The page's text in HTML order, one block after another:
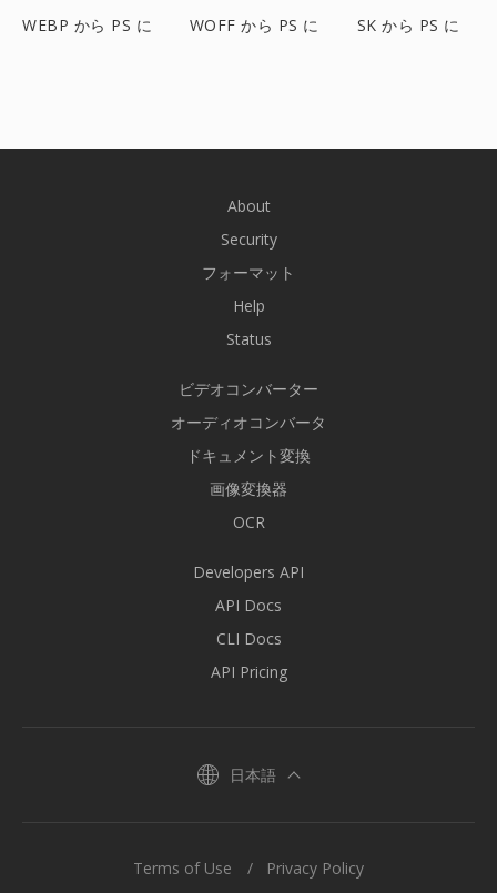
WEBP から PS に WOFF から PS に SK から PS に
About
Security
フォーマット
Help
Status
ビデオコンバーター
オーディオコンバータ
ドキュメント変換
画像変換器
OCR
Developers API
API Docs
CLI Docs
API Pricing
日本語
Terms of Use Privacy Policy